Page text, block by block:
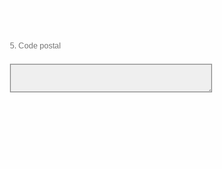
5. Code postal